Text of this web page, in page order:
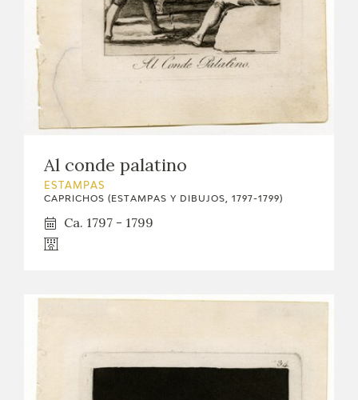
Al conde palatino
ESTAMPAS
CAPRICHOS (ESTAMPAS Y DIBUJOS, 1797-1799)
Ca. 1797 - 1799